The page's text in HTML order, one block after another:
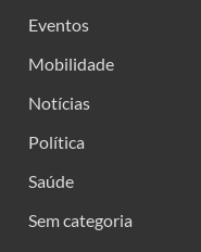
Eventos
Mobilidade
Notícias
Política
Saúde
Sem categoria